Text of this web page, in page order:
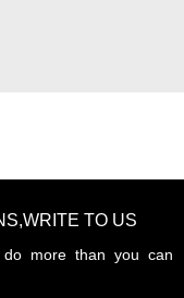
TO US
more than you can